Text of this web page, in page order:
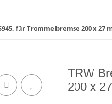
für Trommelbremse 200 x 27
TRW
200 x